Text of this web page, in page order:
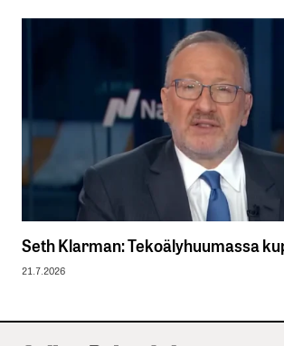
Seth Klarman: Tekoälyhuumassa
21.7.2026